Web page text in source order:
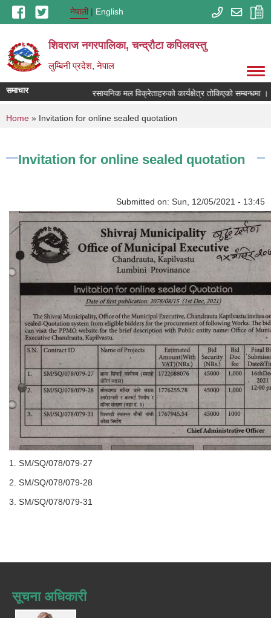
Skip to main contentनेपाली English
शिवराज नगरपालिका, चन्द्राैटा कपिलवस्तु
लुम्बिनी प्रदेश, नेपाल
समाचार रसायनिक मल विक्रेताहरुको कार्यक्षेत्र तोकिएको सम्बन्धमा ।
You are here
Home » Invitation for online sealed quotation
Invitation for online sealed quotation
Submitted on: Sun, 12/05/2021 - 13:45
1. SM/SQ/078/079-27
2. SM/SQ/078/079-28
3. SM/SQ/078/079-31
सूचना अधिकारी